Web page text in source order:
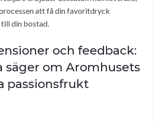
att få din favoritdryck
din bostad.
och feedback:
säger om Aromhusets
passionsfrukt